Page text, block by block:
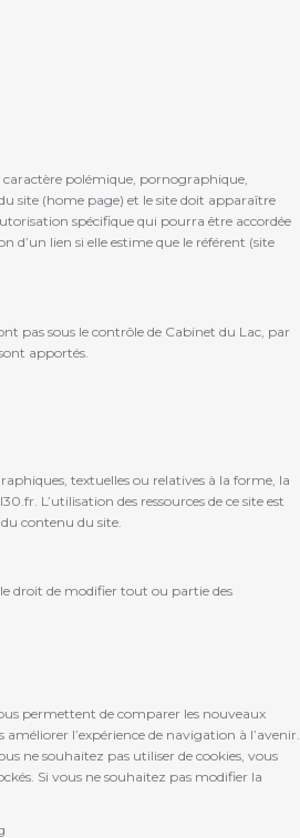
caractère polémique, pornographique,
site (home page) et le site doit apparaître
spécifique qui pourra être accordée
d’un lien si elle estime que le référent (site
pas sous le contrôle de Cabinet du Lac, par
apportés.
textuelles ou relatives à la forme, la
L’utilisation des ressources de ce site est
contenu du site.
droit de modifier tout ou partie des
permettent de comparer les nouveaux
l’expérience de navigation à l’avenir.
ne souhaitez pas utiliser de cookies, vous
Si vous ne souhaitez pas modifier la